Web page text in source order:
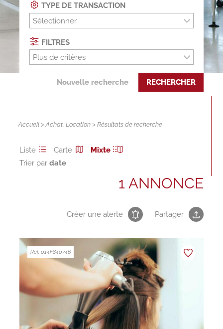
TYPE DE TRANSACTION
Sélectionner
FILTRES
Plus de critères
Nouvelle recherche RECHERCHER
Accueil >Achat,Location > Résultats de recherche
Liste Carte
Mixte
Trier par
1 ANNONCE
Créer une alerte Partager
Ref. 014F840746